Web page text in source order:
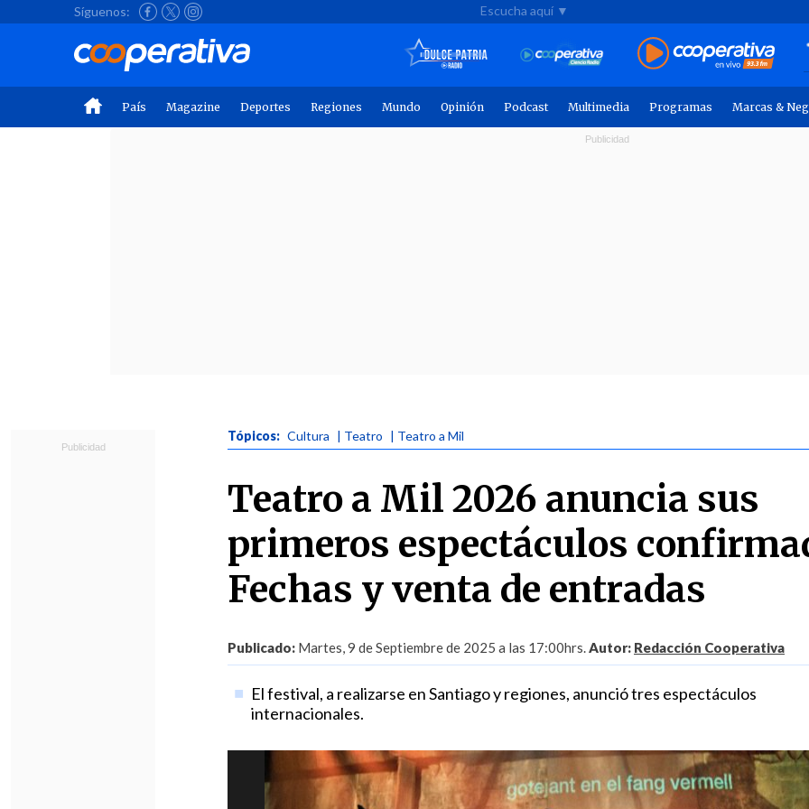
Síguenos: Escucha aquí ▼
País Magazine Deportes Regiones Mundo Opinión Podcast Multimedia Programas Marcas &
Tópicos: Cultura | Teatro | Teatro a Mil
Teatro a Mil 2026 anuncia sus
primeros espectáculos
Fechas y venta de entradas
Publicado: Martes, 9 de Septiembre de 2025 a las 17:00hrs.Autor: Redacción Cooperativa
El festival, a realizarse en Santiago y regiones, anunció tres espectáculos
internacionales.